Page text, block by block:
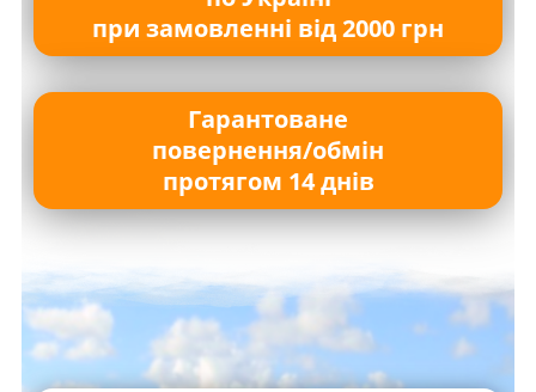
при замовленні від 2000 грн
Гарантоване
повернення/обмін
протягом 14 днів